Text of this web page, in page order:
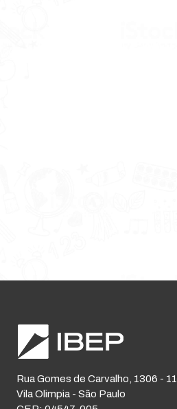
Rua Gomes de Carvalho, 1306 -
Vila Olimpia - São Paulo